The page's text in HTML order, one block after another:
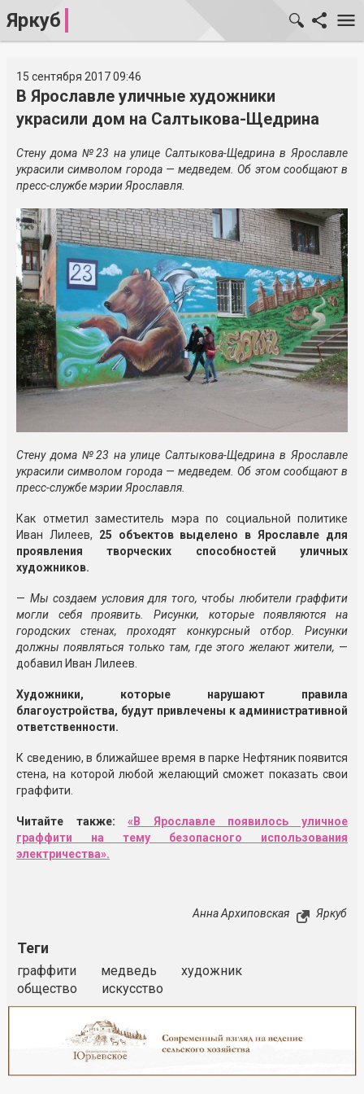
Яркуб
15 сентября 2017 09:46
В Ярославле уличные художники
украсили дом на Салтыкова-Щедрина
Стену дома №23 на улице Салтыкова-Щедрина в Ярославле
украсили символом города — медведем. Об этом сообщают в
пресс-службе мэрии Ярославля.
Стену дома №23 на улице Салтыкова-Щедрина в Ярославле
украсили символом города — медведем. Об этом сообщают в
пресс-службе мэрии Ярославля.
Как отметил заместитель мэра по социальной политике
Иван Лилеев, 25 объектов выделено в Ярославле для
проявления творческих способностей уличных
художников.
— Мы создаем условия для того, чтобы любители граффити
могли себя проявить. Рисунки, которые появляются на
городских стенах, проходят конкурсный отбор. Рисунки
должны появляться только там, где этого желают жители, —
добавил Иван Лилеев.
Художники, которые нарушают правила
благоустройства, будут привлечены к административной
ответственности.
К сведению, в ближайшее время в парке Нефтяник появится
стена, на которой любой желающий сможет показать свои
граффити.
Читайте также:
«В Ярославле появилось уличное
граффити на тему безопасного использования
электричества».
Анна Архиповская Яркуб
Теги
граффити медведь
художник
общество
искусство